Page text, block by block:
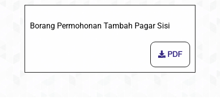
Borang Permohonan Tambah Pagar Sisi
PDF